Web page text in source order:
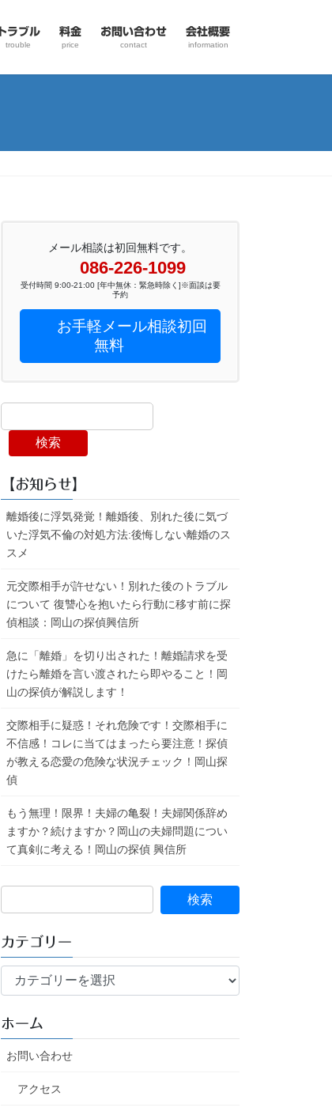
トラブル
trouble
料金
price
お問い合わせ
contact
会社概要
information
メール相談は初回無料です。
086-226-1099
受付時間 9:00-21:00 [年中無休：緊急時除く]※面談は要
予約
お手軽メール相談初回
無料
検索
【お知らせ】
離婚後に浮気発覚！離婚後、別れた後に気づ
いた浮気不倫の対処方法:後悔しない離婚のス
スメ
元交際相手が許せない！別れた後のトラブル
について 復讐心を抱いたら行動に移す前に探
偵相談：岡山の探偵興信所
急に「離婚」を切り出された！離婚請求を受
けたら離婚を言い渡されたら即やること！岡
山の探偵が解説します！
交際相手に疑惑！それ危険です！交際相手に
不信感！コレに当てはまったら要注意！探偵
が教える恋愛の危険な状況チェック！岡山探
偵
もう無理！限界！夫婦の亀裂！夫婦関係辞め
ますか？続けますか？岡山の夫婦問題につい
て真剣に考える！岡山の探偵 興信所
カテゴリー
テ
リ
ー
ホーム
お問い合わせ
アクセス